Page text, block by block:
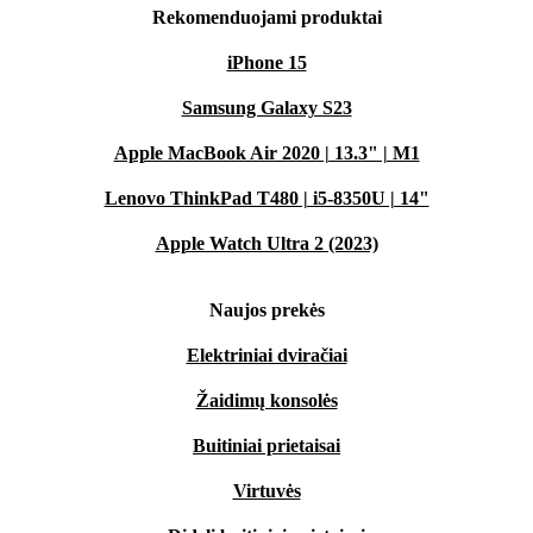
Rekomenduojami produktai
iPhone 15
Samsung Galaxy S23
Apple MacBook Air 2020 | 13.3" | M1
Lenovo ThinkPad T480 | i5-8350U | 14"
Apple Watch Ultra 2 (2023)
Naujos prekės
Elektriniai dviračiai
Žaidimų konsolės
Buitiniai prietaisai
Virtuvės